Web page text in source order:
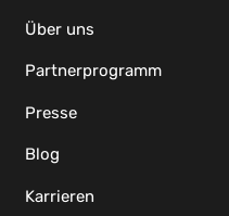
Über uns
Partnerprogramm
Presse
Blog
Karrieren